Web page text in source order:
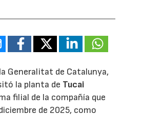
Generalitat de Catalunya,
la planta de Tucai
filial de la compañía que
de 2025, como